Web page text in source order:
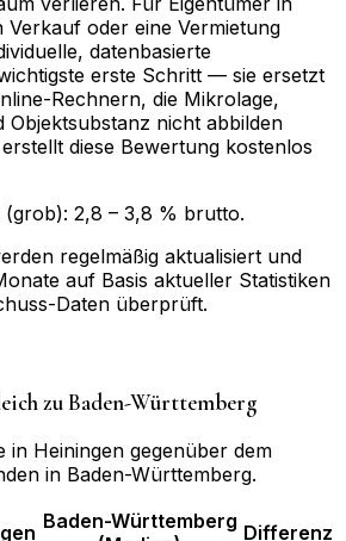
Verkauf oder eine Vermietung
datenbasierte
erste Schritt — sie ersetzt
Rechnern, die Mikrolage,
Objektsubstanz nicht abbilden
diese Bewertung kostenlos
(grob): 2,8 – 3,8 % brutto.
regelmäßig aktualisiert und
auf Basis aktueller Statistiken
Daten überprüft.
zuBaden-Württemberg
in Heiningen gegenüber dem
in Baden-Württemberg.
Baden-Württemberg Differenz